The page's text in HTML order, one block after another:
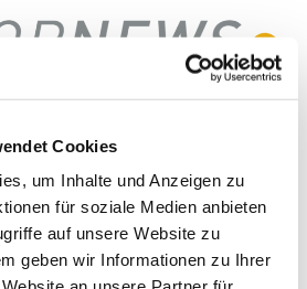
Cookies
um Inhalte und Anzeigen zu
für soziale Medien anbieten
auf unsere Website zu
geben wir Informationen zu Ihrer
der Corona-
Masarwah
meistern die Corona-